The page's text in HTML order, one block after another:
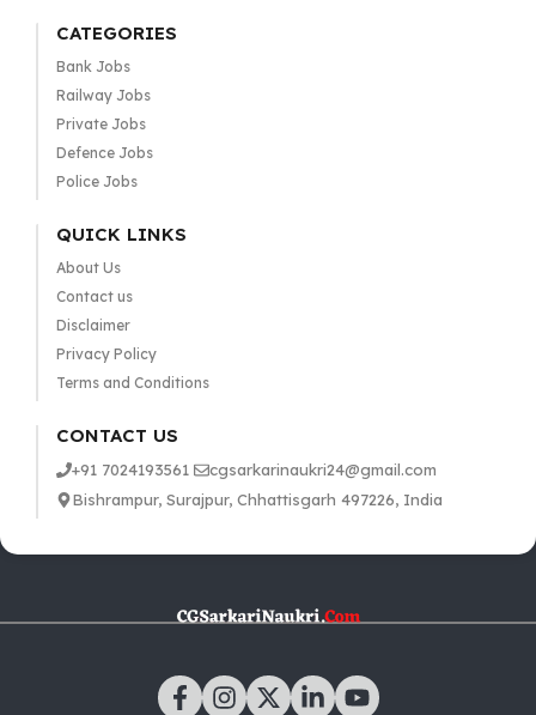
CATEGORIES
Bank Jobs
Railway Jobs
Private Jobs
Defence Jobs
Police Jobs
QUICK LINKS
About Us
Contact us
Disclaimer
Privacy Policy
Terms and Conditions
CONTACT US
+91 7024193561
cgsarkarinaukri24@gmail.com
Bishrampur, Surajpur, Chhattisgarh 497226, India